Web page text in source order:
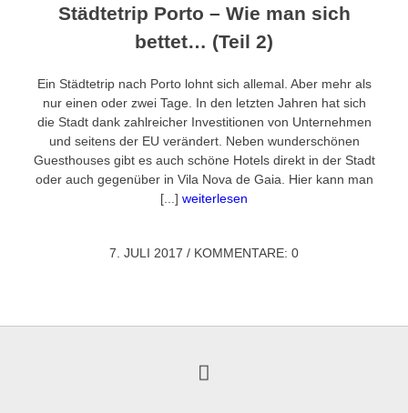
Städtetrip Porto – Wie man sich
bettet… (Teil 2)
Ein Städtetrip nach Porto lohnt sich allemal. Aber mehr als
nur einen oder zwei Tage. In den letzten Jahren hat sich
die Stadt dank zahlreicher Investitionen von Unternehmen
und seitens der EU verändert. Neben wunderschönen
Guesthouses gibt es auch schöne Hotels direkt in der Stadt
oder auch gegenüber in Vila Nova de Gaia. Hier kann man
[...] weiterlesen
7. JULI 2017 / KOMMENTARE: 0